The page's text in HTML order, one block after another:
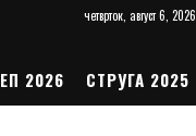
четврток, август 6, 2026
ЕП 2026 СТРУГА 2025